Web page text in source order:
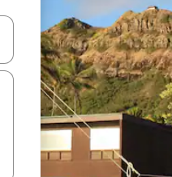
usando las teclas de